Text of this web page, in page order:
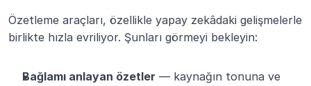
Özetleme araçları, özellikle yapay zekâdaki gelişmelerle
birlikte hızla evriliyor. Şunları görmeyi bekleyin:
Bağlamı anlayan özetler — kaynağın tonuna ve